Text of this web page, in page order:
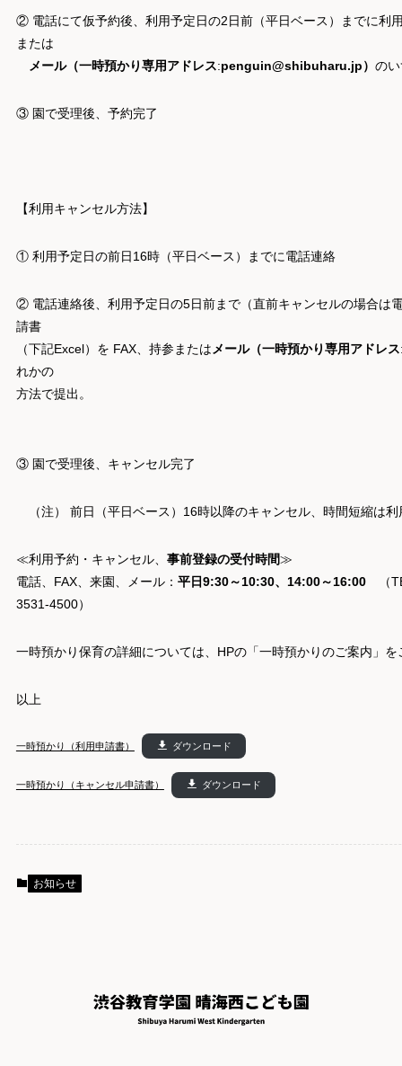
② 電話にて仮予約後、利用予定日の2日前（平日ベース）までに利
または
メール（一時預かり専用アドレス:penguin@shibuharu.jp） の
③ 園で受理後、予約完了
【利用キャンセル方法】
① 利用予定日の前日16時（平日ベース）までに電話連絡
② 電話連絡後、利用予定日の5日前まで（直前キャンセルの場合は
請書
（下記Excel）を FAX、持参または メール（一時預かり専用アドレス
れかの
方法で提出。
③ 園で受理後、キャンセル完了
（注） 前日（平日ベース）16時以降のキャンセル、時間短縮は
≪利用予約・キャンセル、 事前登録の受付時間≫
電話、FAX、来園、メール： 平日9:30～10:30、14:00～16:00（
3531-4500）
一時預かり保育の詳細については、HPの「一時預かりのご案内」
以上
一時預かり（利用申請書） ダウンロード
一時預かり（キャンセル申請書） ダウンロード
お知らせ